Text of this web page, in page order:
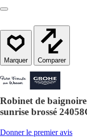
Comparer
Robinet de
sunrise brossé
Donner le premier avis